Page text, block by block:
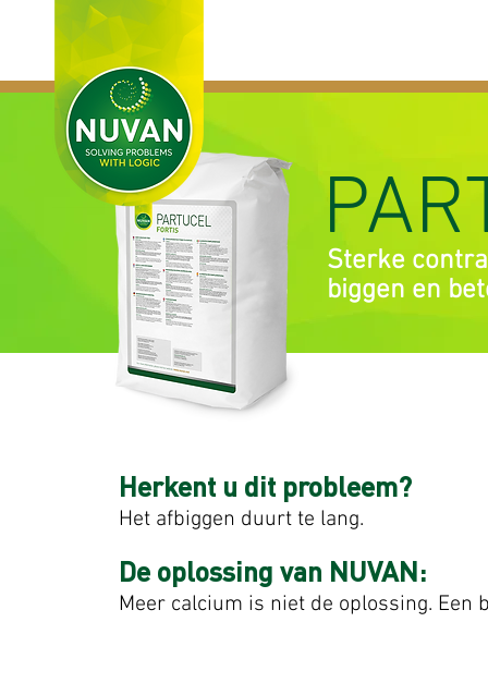
Sterke
biggen en
Herkent u dit probleem?
Het afbiggen duurt te lang.
De oplossing van NUVAN:
Meer calcium is niet de oplossing. Een